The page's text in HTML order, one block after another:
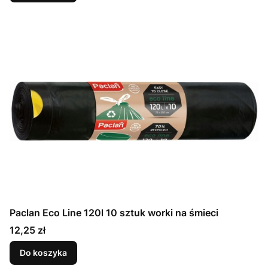
Paclan Eco Line 120l 10 sztuk worki na śmieci
Cena
12,25 zł
Do koszyka